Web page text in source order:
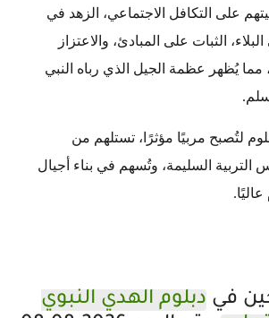
على التكافل الاجتماعي، الزهد في
الثبات على المبادئ، والاعتزاز
مما يُظهر عظمة الجيل الذي رباه النبي
لتُصبح مربيًا مؤثرًا، تستلهم من
التربية السليمة، وتُسهم في بناء أجيال
في دبلوم الهدي النبوي